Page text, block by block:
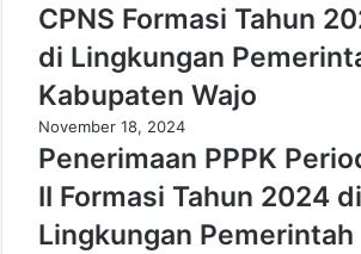
CPNS Formasi Tahun
di Lingkungan
Kabupaten Wajo
November 18, 2024
Penerimaan PPPK
II Formasi Tahun 2024 di
Lingkungan Pemerintah